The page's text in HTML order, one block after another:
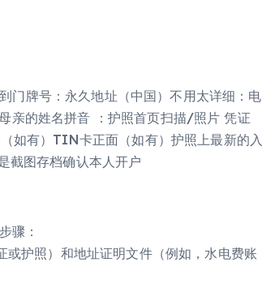
门牌号：永久地址（中国）不用太详细：电
亲的姓名拼音 ：护照首页扫描/照片 凭证
如有）TIN卡正面（如有）护照上最新的入
截图存档确认本人开户
骤：
护照）和地址证明文件（例如，水电费账